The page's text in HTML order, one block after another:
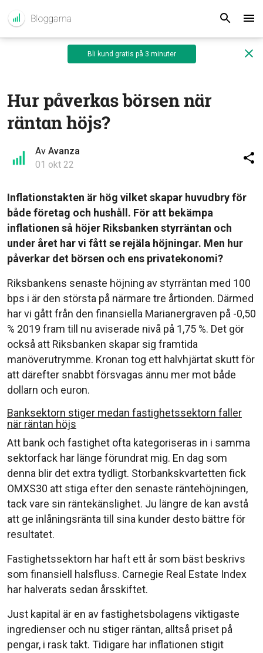
Bli kund gratis på 3 minuter
Hur påverkas börsen när
räntan höjs?
Av Avanza
01 okt 22
Inflationstakten är hög vilket skapar huvudbry för
både företag och hushåll. För att bekämpa
inflationen så höjer Riksbanken styrräntan och
under året har vi fått se rejäla höjningar. Men hur
påverkar det börsen och ens privatekonomi?
Riksbankens senaste höjning av styrräntan med 100
bps i är den största på närmare tre årtionden. Därmed
har vi gått från den finansiella Marianergraven på -0,50
% 2019 fram till nu aviserade nivå på 1,75 %. Det gör
också att Riksbanken skapar sig framtida
manöverutrymme. Kronan tog ett halvhjärtat skutt för
att därefter snabbt försvagas ännu mer mot både
dollarn och euron.
Banksektorn stiger medan fastighetssektorn faller
när räntan höjs
Att bank och fastighet ofta kategoriseras in i samma
sektorfack har länge förundrat mig. En dag som
denna blir det extra tydligt. Storbankskvartetten fick
OMXS30 att stiga efter den senaste räntehöjningen,
tack vare sin räntekänslighet. Ju längre de kan avstå
att ge inlåningsränta till sina kunder desto bättre för
resultatet.
Fastighetssektorn har haft ett år som bäst beskrivs
som finansiell halsfluss. Carnegie Real Estate Index
har halverats sedan årsskiftet.
Just kapital är en av fastighetsbolagens viktigaste
ingredienser och nu stiger räntan, alltså priset på
pengar, i rask takt. Tidigare har inflationen stigit